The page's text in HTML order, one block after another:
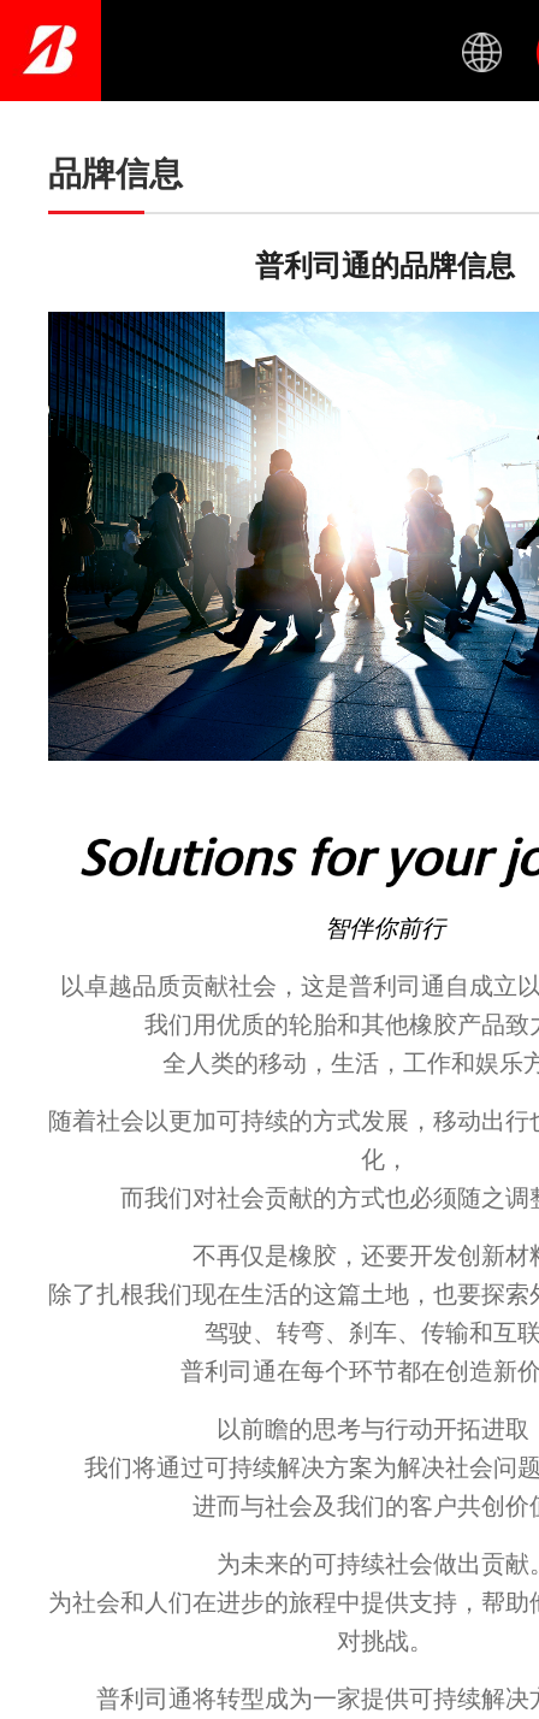
content
品牌信息
普利司通的品牌信息
智伴你前行
以卓越品质贡献社会，这是普利司通自成立
我们用优质的轮胎和其他橡胶产品致
全人类的移动，生活，工作和娱
随着社会以更加可持续的方式发展，移动出
化，
而我们对社会贡献的方式也必须随之调
不再仅是橡胶，还要开发创新材
除了扎根我们现在生活的这篇土地，也要探
驾驶、转弯、刹车、传输和互
普利司通在每个环节都在创造新
以前瞻的思考与行动开拓进取
我们将通过可持续解决方案为解决社会问
进而与社会及我们的客户共创价
为未来的可持续社会做出贡献
为社会和人们在进步的旅程中提供支持，帮
对挑战。
普利司通将转型成为一家提供可持续解决